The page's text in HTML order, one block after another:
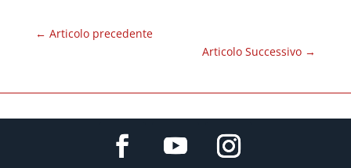
← Articolo precedente
Articolo Successivo →